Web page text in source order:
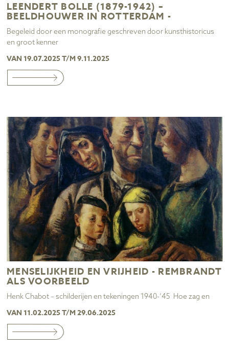
LEENDERT BOLLE (1879-1942) –
BEELDHOUWER IN ROTTERDAM -
Begeleid door een monografie geschreven door kunsthistoricus
en groot kenner
VAN 19.07.2025 T/M 9.11.2025
MENSELIJKHEID EN VRIJHEID - REMBRANDT
ALS VOORBEELD
Henk Chabot – schilderijen en tekeningen 1940-’45 Hoe zag en
VAN 11.02.2025 T/M 29.06.2025